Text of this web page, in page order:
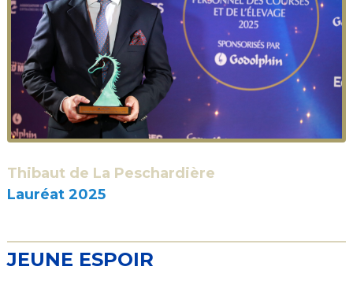
Thibaut de La Peschardière
Lauréat 2025
JEUNE ESPOIR